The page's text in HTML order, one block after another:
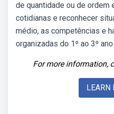
de quantidade ou de
cotidianas e reconhecer
médio, as competências e
organizadas do 1º ao 3º ano.
For more information,
LEARN